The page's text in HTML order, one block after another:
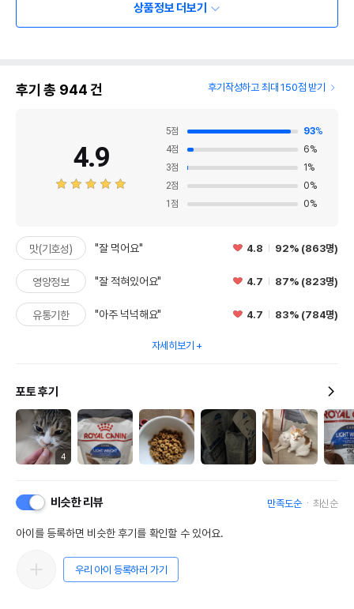
상품정보 더보기
후기 총 944건 후기작성하고 최대 150점 받기
4.9
5점 93%
4점 6%
3점 1 %
2점 0%
1 점 0%
맛(기호성) "잘 먹어요" 4.8 92% (863명)
영양정보 "잘 적혀있어요" 4.7 87% (823명)
유통기한 "아주 넉넉해요" 4.7 83% (784명)
자세히보기
포토 후기
4
비슷한 리뷰 만족도순 최신순
아이를 등록하면 비슷한 후기를 확인할 수 있어요.
우리 아이 등록하러 가기